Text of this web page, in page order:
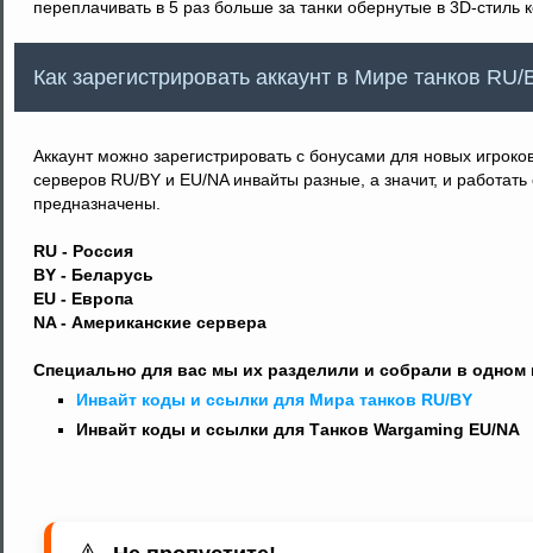
переплачивать в 5 раз больше за танки обернутые в 3D-стиль
Как зарегистрировать аккаунт в Мире танков
Аккаунт можно зарегистрировать с бонусами для новых
серверов RU/BY и EU/NA инвайты разные, а значит, и
предназначены.
RU - Россия
BY - Беларусь
EU - Европа
NA - Американские сервера
Специально для вас мы их разделили и собрали в одном
Инвайт коды и ссылки для Мира танков RU/BY
Инвайт коды и ссылки для Танков Wargaming EU/NA